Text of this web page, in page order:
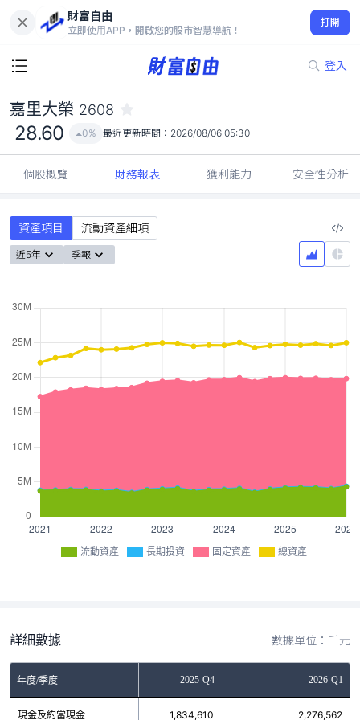
財富自由
立即使用APP，開啟您的股市智慧導航！
打開
登入
28.60
0%
嘉里大榮 2608
28.60 0% 最近更新時間： 2026/08/06 05:30
個股概覽 財務報表 獲利能力 安全性分析
資產項目 流動資產細項
近5年 季報
流動資產 長期投資 固定資產 總資產
詳細數據 數據單位：千元
年度/季度2025-Q3 2025-Q4 2026-Q1
現金及約當現金
1,908,070 1,834,610 2,276,562